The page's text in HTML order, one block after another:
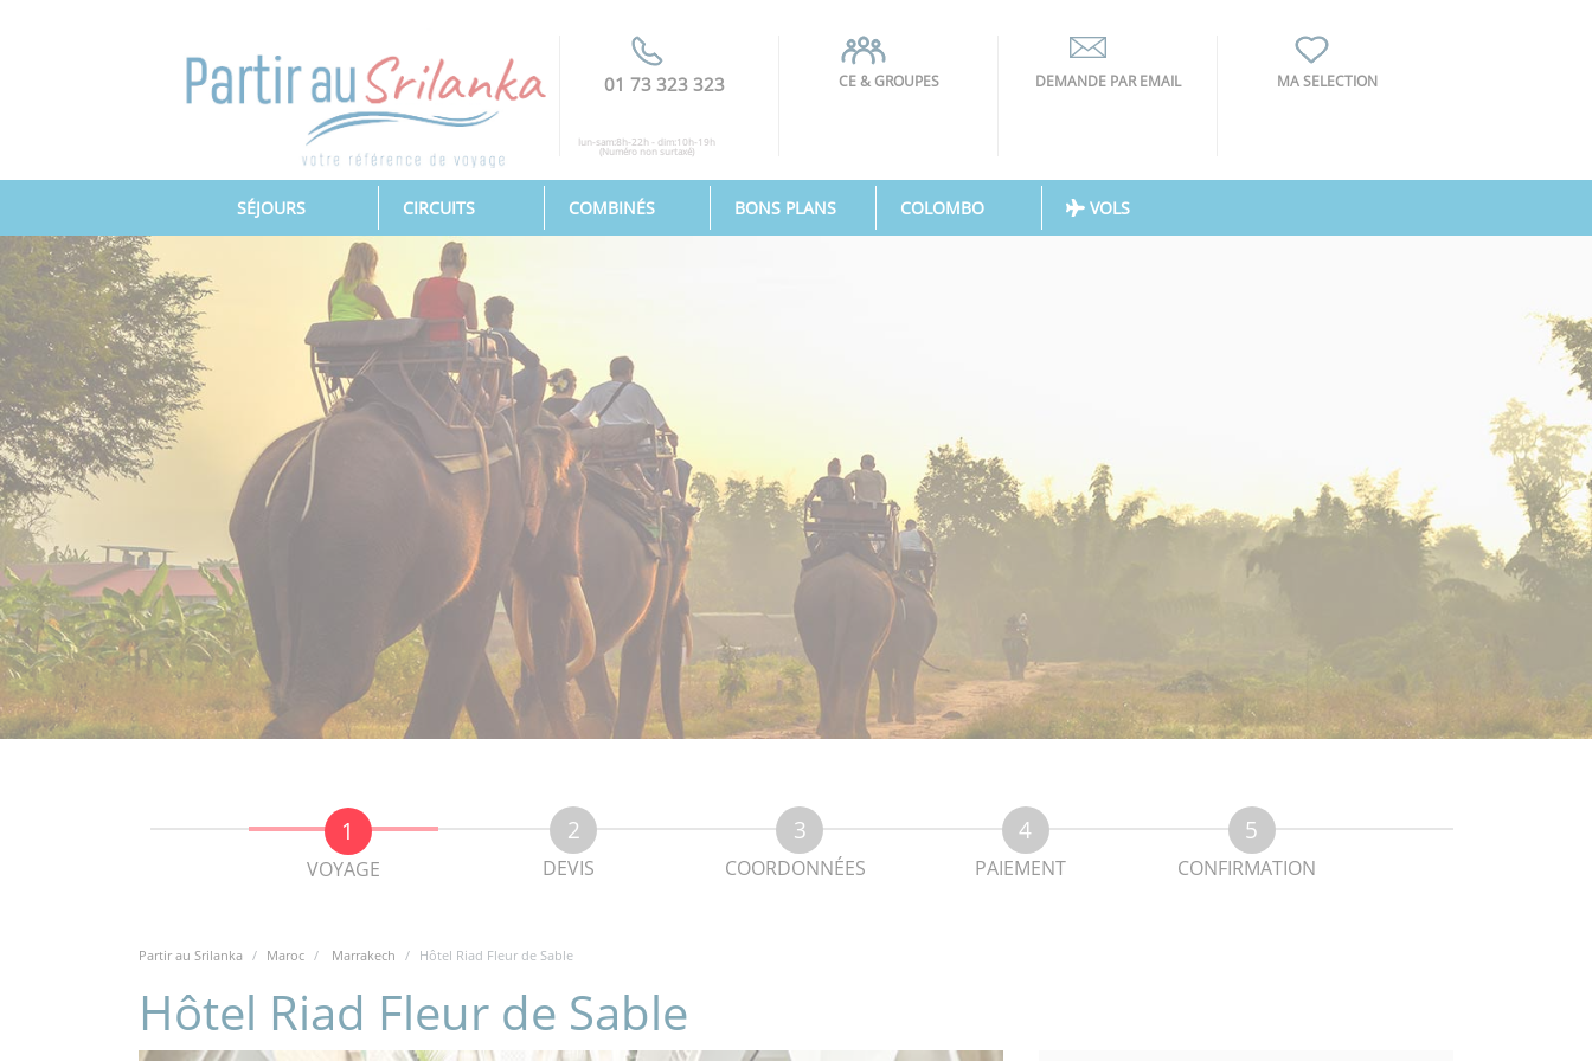
01 73 323 323
lun-sam:8h-22h - dim:10h-19h
(Numéro non surtaxé)
CE & GROUPES DEMANDE PAR EMAIL MA SELECTION
SÉJOURS(CURRENT) CIRCUITS COMBINÉS BONS PLANS COLOMBO VOLS
VOYAGE DEVIS COORDONNÉES PAIEMENT CONFIRMATION
Partir au Srilanka Maroc Marrakech Hôtel Riad Fleur de Sable
Hôtel Riad Fleur de Sable